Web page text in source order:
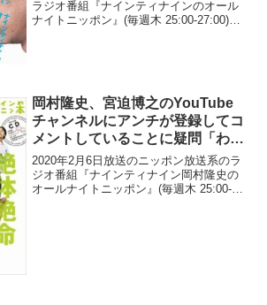
ろな、とか…」
ラジオ番組『ナインティナインのオール
ナイトニッポン』(毎週木 25:00-27:00)に
岡村隆史、宮迫博之のYouTube
チャンネルにアンチが登録してコ
メントしていることに疑問「わざ
わざ登録して、見て…」
2020年2月6日放送のニッポン放送系のラ
ジオ番組『ナインティナイン岡村隆史の
オールナイトニッポン』(毎週木 25:00-